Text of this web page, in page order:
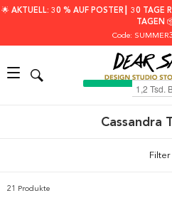
🌟 AKTUELL: 30 % AUF POSTER┃ 30 TAGE
TAGEN
Code:
Cassandra
Filter
21 Produkte